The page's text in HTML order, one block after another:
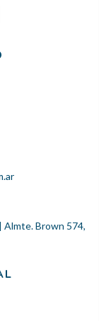
Almte. Brown 574,